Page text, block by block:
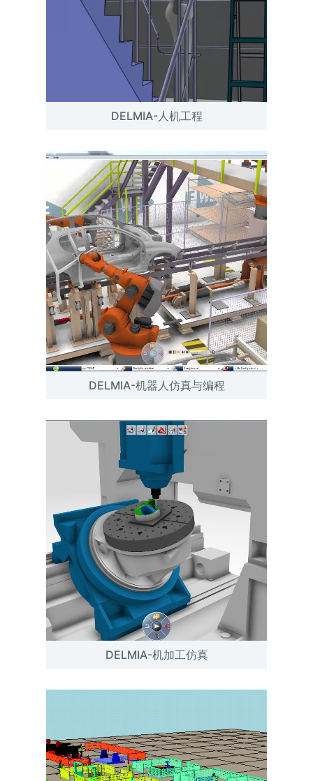
DELMIA-人机工程
DELMIA-机器人仿真与编程
DELMIA-机加工仿真